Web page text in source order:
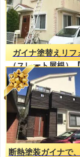
ガイナ塗替えリフ
（スレート屋根）
市ー塗装工事
断熱塗装ガイナで